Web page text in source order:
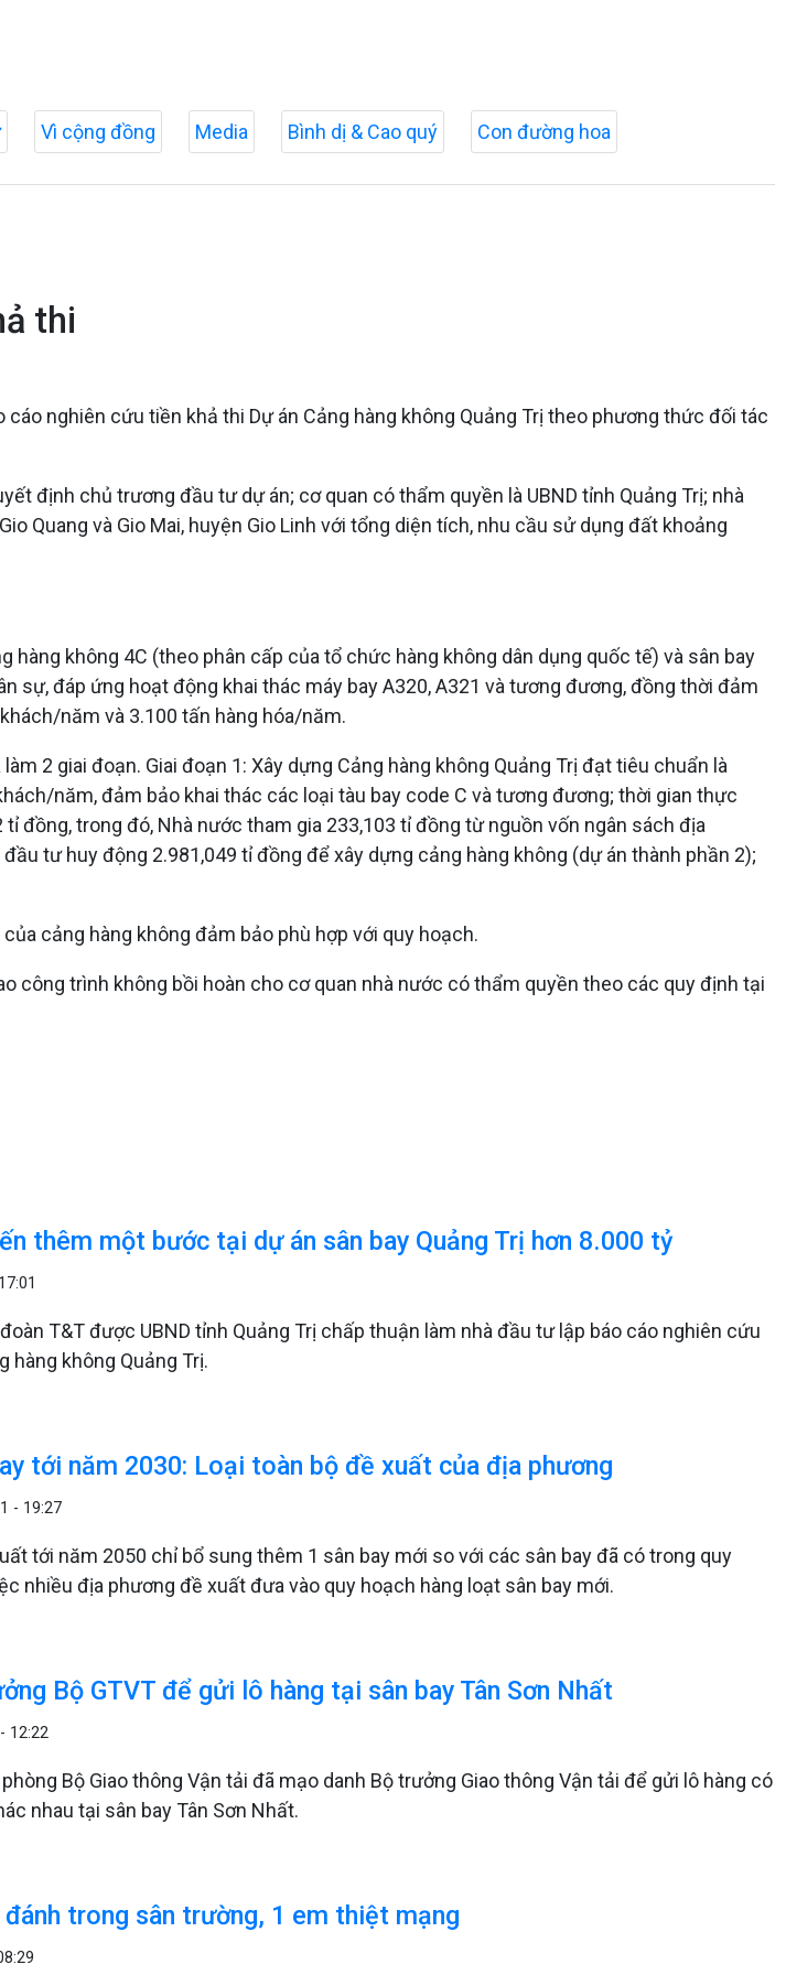
Vì cộng đồng Media Bình dị & Cao quý Con đường hoa
thi
nghiên cứu tiền khả thi Dự án Cảng hàng không Quảng Trị theo phương thức đối tác
định chủ trương đầu tư dự án; cơ quan có thẩm quyền là UBND tỉnh Quảng Trị; nhà
Quang và Gio Mai, huyện Gio Linh với tổng diện tích, nhu cầu sử dụng đất khoảng
không 4C (theo phân cấp của tổ chức hàng không dân dụng quốc tế) và sân bay
sự, đáp ứng hoạt động khai thác máy bay A320, A321 và tương đương, đồng thời đảm
năm và 3.100 tấn hàng hóa/năm.
2 giai đoạn. Giai đoạn 1: Xây dựng Cảng hàng không Quảng Trị đạt tiêu chuẩn là
năm, đảm bảo khai thác các loại tàu bay code C và tương đương; thời gian thực
đồng, trong đó, Nhà nước tham gia 233,103 tỉ đồng từ nguồn vốn ngân sách địa
tư huy động 2.981,049 tỉ đồng để xây dựng cảng hàng không (dự án thành phần 2);
cảng hàng không đảm bảo phù hợp với quy hoạch.
công trình không bồi hoàn cho cơ quan nhà nước có thẩm quyền theo các quy định tại
thêm một bước tại dự án sân bay Quảng Trị hơn 8.000 tỷ
T&T được UBND tỉnh Quảng Trị chấp thuận làm nhà đầu tư lập báo cáo nghiên cứu
hàng không Quảng Trị.
tới năm 2030: Loại toàn bộ đề xuất của địa phương
- 19:27
tới năm 2050 chỉ bổ sung thêm 1 sân bay mới so với các sân bay đã có trong quy
nhiều địa phương đề xuất đưa vào quy hoạch hàng loạt sân bay mới.
Bộ GTVT để gửi lô hàng tại sân bay Tân Sơn Nhất
12:22
Bộ Giao thông Vận tải đã mạo danh Bộ trưởng Giao thông Vận tải để gửi lô hàng có
nhau tại sân bay Tân Sơn Nhất.
trong sân trường, 1 em thiệt mạng